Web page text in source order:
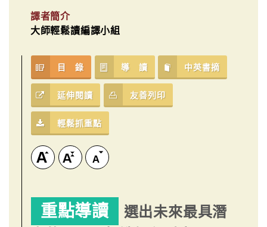
譯者簡介
大師輕鬆讀編譯小組
目 錄 導 讀 中英書摘
延伸閱讀 友善列印
輕鬆抓重點
重點導讀
選出未來最具潛